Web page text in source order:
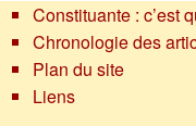
Constituante : c’est
Chronologie des
Plan du site
Liens